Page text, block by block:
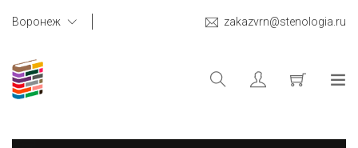
Воронеж zakazvrn@stenologia.ru